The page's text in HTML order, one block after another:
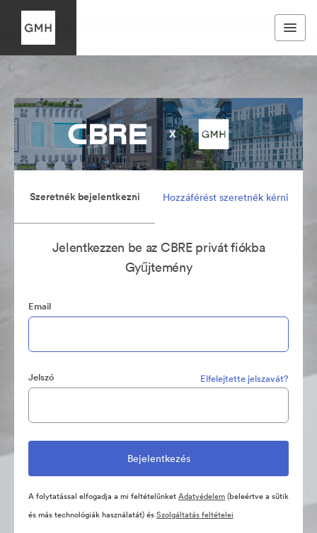
Szeretnék bejelentkezni Hozzáférést szeretnék kérni
Jelentkezzen be az CBRE privát fiókba
Gyűjtemény
Email
Jelszó Elfelejtette jelszavát?
A folytatással elfogadja a mi feltételünketAdatvédelem(beleértve a sütik
és más technológiák használatát) ésSzolgáltatás feltételei